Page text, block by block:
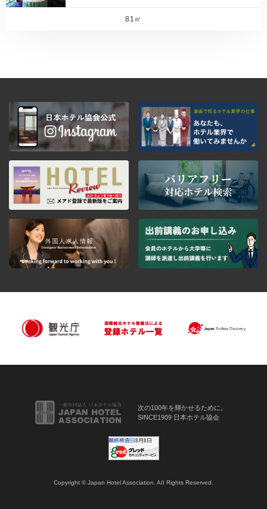
81㎡
次の100年を輝かせるために。
SINCE1909 日本ホテル協会
Copyright © Japan Hotel Association. AII Rights Reserved.